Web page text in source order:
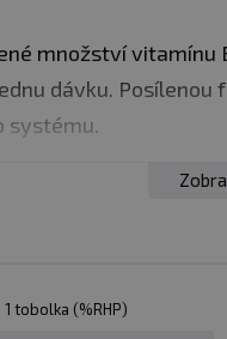
množství vitamínu
dávku.
systému.
zvýšeným
denně s jídlem a
1 tobolka (%RHP)